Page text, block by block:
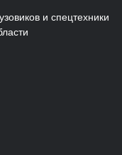
и спецтехники